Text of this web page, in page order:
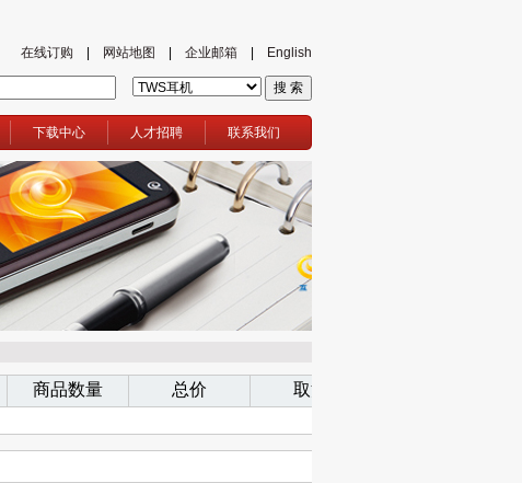
在线订购 网站地图 企业邮箱 English
下载中心 人才招聘 联系我们
商品数量 总价
取消